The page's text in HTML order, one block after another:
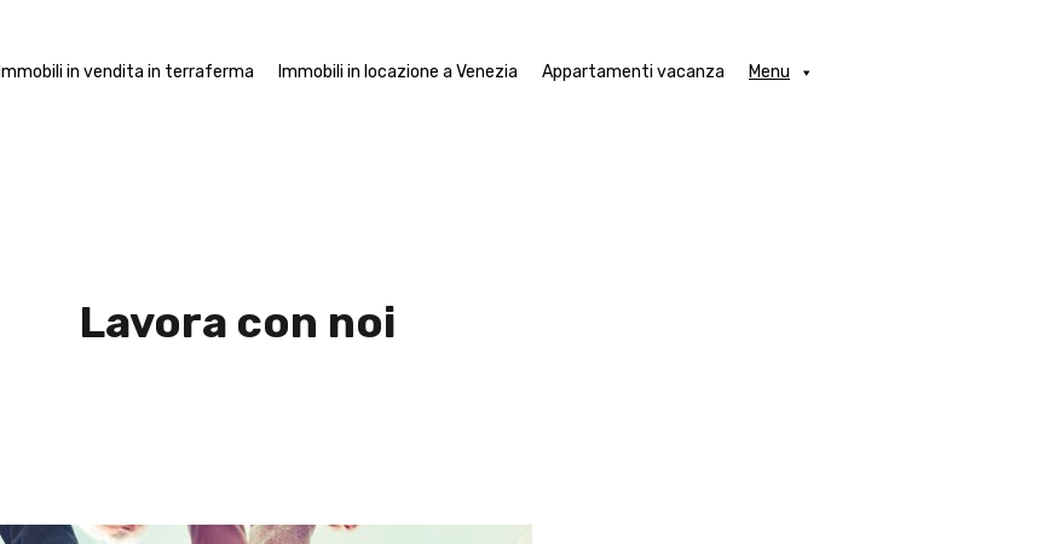
Immobili in vendita in terraferma Immobili in locazione a Venezia Appartamenti vacanza Menu
Lavora con noi